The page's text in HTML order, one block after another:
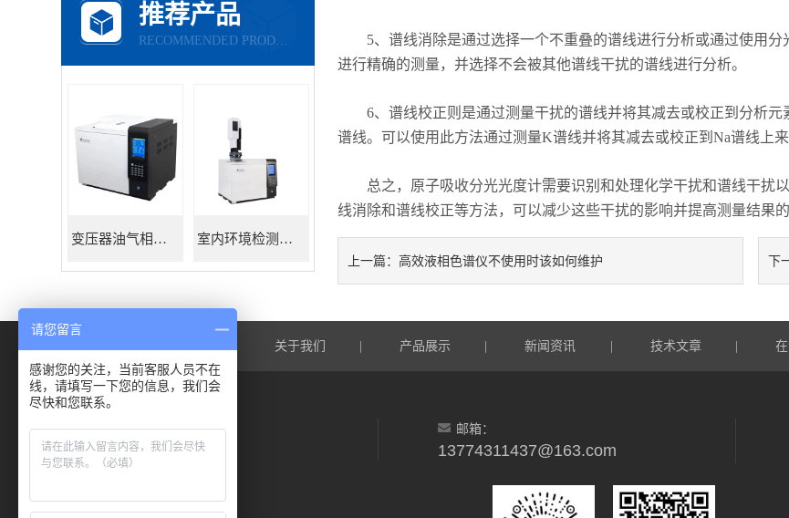
推荐产品
RECOMMENDED PRODUCTS
变压器油气相色谱仪 室内环境检测色谱仪
5、谱线消除是通过选择一个不重叠的谱线进行分析或通过使用分
进行精确的测量，并选择不会被其他谱线干扰的谱线进行分析。
6、谱线校正则是通过测量干扰的谱线并将其减去或校正到分析元
谱线。可以使用此方法通过测量K谱线并将其减去或校正到Na谱线上来
总之，原子吸收分光光度计需要识别和处理化学干扰和谱线干扰
线消除和谱线校正等方法，可以减少这些干扰的影响并提高测量结果的
上一篇： 高效液相色谱仪不使用时该如何维护 下
关于我们 产品展示 新闻资讯 技术文章
邮箱：
13774311437@163.com
请您留言
感谢您的关注，当前客服人员不在
线，请填写一下您的信息，我们会
尽快和您联系。